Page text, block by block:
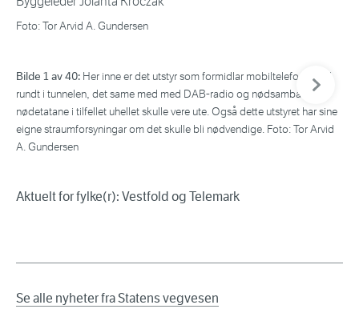
Foto: Tor Arvid A. Gundersen
Bilde 1 av 40: Her inne er det utstyr som formidlar mobiltelefonsignal
rundt i tunnelen, det same med med DAB-radio og nødsamband til
nødetatane i tilfellet uhellet skulle vere ute. Også dette utstyret har sine
eigne straumforsyningar om det skulle bli nødvendige. Foto: Tor Arvid
A. Gundersen
Neste
Aktuelt for fylke(r): Vestfold og Telemark
Se alle nyheter fra Statens vegvesen